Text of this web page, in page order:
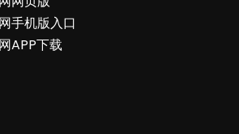
手机版入口
APP下载